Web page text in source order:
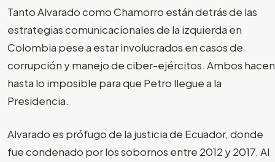
Tanto Alvarado como Chamorro están detrás de las
estrategias comunicacionales de la izquierda en
Colombia pese a estar involucrados en casos de
corrupción y manejo de ciber-ejércitos. Ambos hacen
hasta lo imposible para que Petro llegue a la
Presidencia.
Alvarado es prófugo de la justicia de Ecuador, donde
fue condenado por los sobornos entre 2012 y 2017. Al